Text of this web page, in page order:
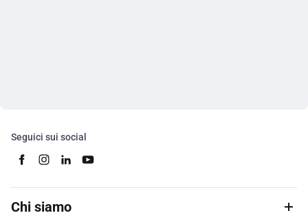
Seguici sui social
Chi siamo